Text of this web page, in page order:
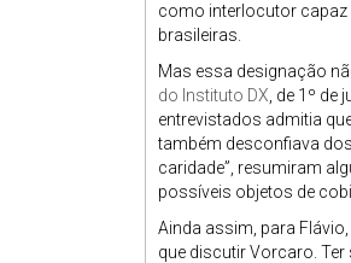
como interlocutor
brasileiras.
Mas essa designação
do Instituto DX , de 1º
entrevistados admitia
também desconfiava
caridade”, resumiram
possíveis objetos de
Ainda assim, para
que discutir Vorcaro.